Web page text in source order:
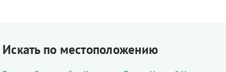
Искать по местоположению